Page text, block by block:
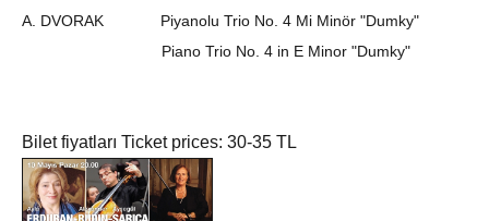
A. DVORAK Piyanolu Trio No. 4 Mi Minör "Dumky"
Piano Trio No. 4 in E Minor "Dumky"
Bilet fiyatları Ticket prices: 30-35 TL